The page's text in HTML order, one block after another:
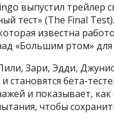
выпустил трейлер
тест» (The Final
известна
«Большим ртом»
Зари, Эдди,
становятся бета-
и показывает, как
чтобы